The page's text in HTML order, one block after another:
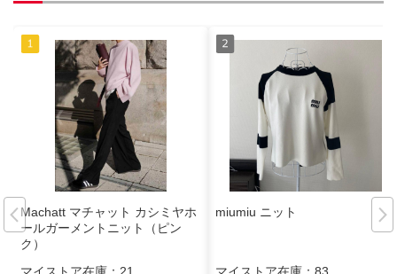
Machatt マチャット カシミヤホ
ールガーメントニット（ピン
ク）
miumiu ニット